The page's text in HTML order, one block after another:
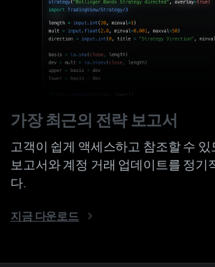
가장 최근의 전략 보고서
고객이 쉽게 액세스하고 참조할 수
보고서와 계정 거래 업데이트를 정기
다.
지금 다운로드